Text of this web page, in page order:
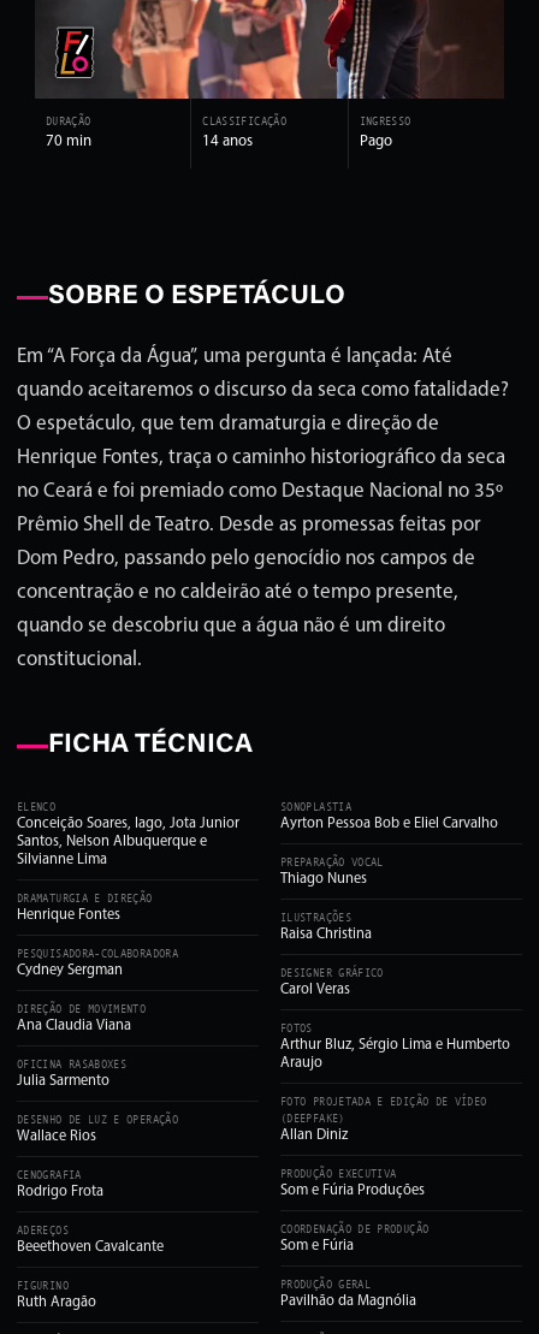
DURAÇÃO
70 min
CLASSIFICAÇÃO
14 anos
INGRESSO
Pago
SOBRE O ESPETÁCULO
Em “A Força da Água”, uma pergunta é lançada: Até
quando aceitaremos o discurso da seca como fatalidade?
O espetáculo, que tem dramaturgia e direção de
Henrique Fontes, traça o caminho historiográfico da seca
no Ceará e foi premiado como Destaque Nacional no 35º
Prêmio Shell de Teatro. Desde as promessas feitas por
Dom Pedro, passando pelo genocídio nos campos de
concentração e no caldeirão até o tempo presente,
quando se descobriu que a água não é um direito
constitucional.
FICHA TÉCNICA
ELENCO
Conceição Soares, Iago, Jota Junior
Santos, Nelson Albuquerque e
Silvianne Lima
DRAMATURGIA E DIREÇÃO
Henrique Fontes
PESQUISADORA-COLABORADORA
Cydney Sergman
DIREÇÃO DE MOVIMENTO
Ana Claudia Viana
OFICINA RASABOXES
Julia Sarmento
DESENHO DE LUZ E OPERAÇÃO
Wallace Rios
CENOGRAFIA
Rodrigo Frota
ADEREÇOS
Beeethoven Cavalcante
FIGURINO
Ruth Aragão
SONOPLASTIA
Ayrton Pessoa Bob e Eliel Carvalho
PREPARAÇÃO VOCAL
Thiago Nunes
ILUSTRAÇÕES
Raisa Christina
DESIGNER GRÁFICO
Carol Veras
FOTOS
Arthur Bluz, Sérgio Lima e Humberto
Araujo
FOTO PROJETADA E EDIÇÃO DE VÍDEO
(DEEPFAKE)
Allan Diniz
PRODUÇÃO EXECUTIVA
Som e Fúria Produções
COORDENAÇÃO DE PRODUÇÃO
Som e Fúria
PRODUÇÃO GERAL
Pavilhão da Magnólia